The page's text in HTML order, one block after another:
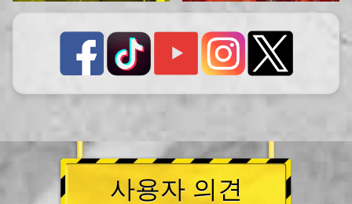
사용자 의견